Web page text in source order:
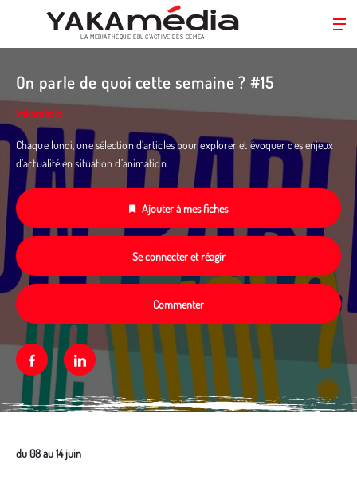
contenu
principal
LA MÉDIATHÈQUE ÉDUC’ACTIVE DES CEMÉA
On parle de quoi cette semaine ? #15
Yakamédia
Chaque lundi, une sélection d’articles pour explorer et évoquer des enjeux
d’actualité en situation d’animation.
Ajouter à mes fiches
Se connecter et réagir
Commenter
FacebookLinkedin
du 08 au 14 juin